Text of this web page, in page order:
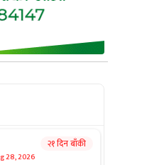
28, 2026
२१ दिन बाँकी